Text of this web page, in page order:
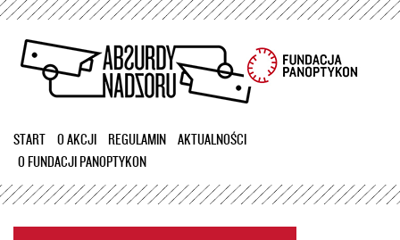
Przejdź
treści
START O AKCJI REGULAMIN
AKTUALNOŚCI
O FUNDACJI PANOPTYKON